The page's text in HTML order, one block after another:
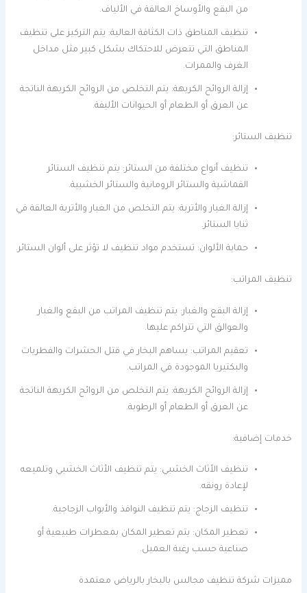
من البقع والأوساخ العالقة في الألياف.
تنظيف المناطق ذات الكثافة العالية: يتم التركيز على تنظيف
المناطق التي تتعرض للاحتكاك بشكل كبير مثل مداخل
الغرف والممرات.
إزالة الروائح الكريهة: يتم التخلص من الروائح الكريهة الناتجة
عن العرق أو الطعام أو الحيوانات الأليفة.
تنظيف الستائر:
تنظيف أنواع مختلفة من الستائر: يتم تنظيف الستائر
القماشية والستائر الرومانية والستائر الخشبية.
إزالة الغبار والأتربة: يتم التخلص من الغبار والأتربة العالقة في
ثنايا الستائر.
حماية الألوان: تستخدم مواد تنظيف لا تؤثر على ألوان الستائر.
تنظيف المراتب:
إزالة البقع والغبار: يتم تنظيف المراتب من البقع والغبار
والعوالق التي تتراكم عليها.
تعقيم المراتب: يساهم البخار في قتل الحشرات والفطريات
والبكتيريا الموجودة في المراتب.
إزالة الروائح الكريهة: يتم التخلص من الروائح الكريهة الناتجة
عن العرق أو الطعام أو الرطوبة.
خدمات إضافية:
تنظيف الأثاث الخشبي: يتم تنظيف الأثاث الخشبي وتلميعه
لإعادة رونقه.
تنظيف الزجاج: يتم تنظيف النوافذ والأبواب الزجاجية.
تعطير المكان: يتم تعطير المكان بمعطرات طبيعية أو
صناعية حسب رغبة العميل.
مميزات شركة تنظيف مجالس بالبخار بالرياض معتمدة